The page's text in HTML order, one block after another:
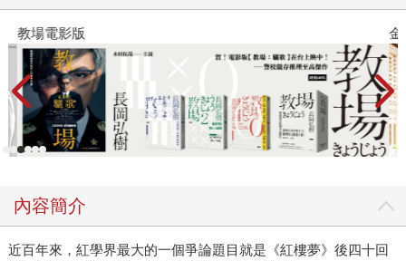
教場電影版 金
內容簡介
近百年來，紅學界最大的一個爭論題目就是《紅樓夢》後四十回